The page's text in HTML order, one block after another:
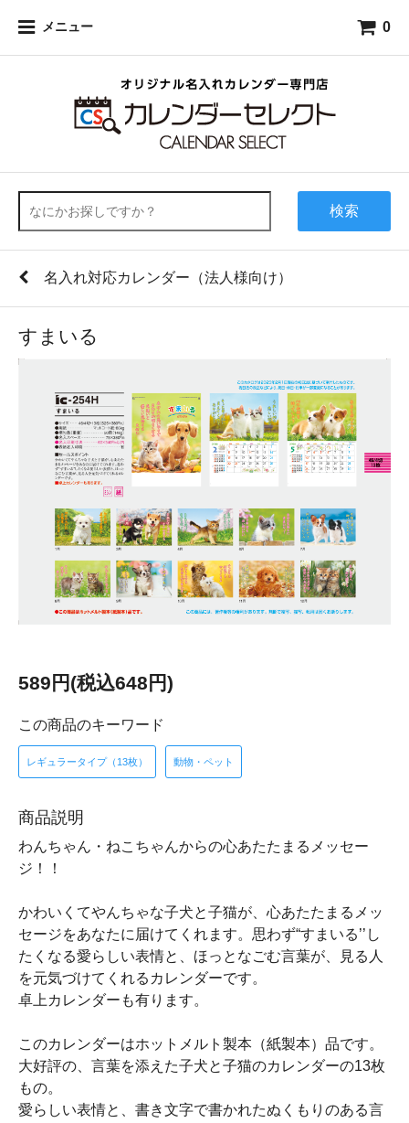
メニュー 0
検索
名入れ対応カレンダー（法人様向け）
すまいる
589円(税込648円)
この商品のキーワード
レギュラータイプ（13枚） 動物・ペット
商品説明
わんちゃん・ねこちゃんからの心あたたまるメッセー
ジ！！
かわいくてやんちゃな子犬と子猫が、心あたたまるメッ
セージをあなたに届けてくれます。思わず“すまいる’’し
たくなる愛らしい表情と、ほっとなごむ言葉が、見る人
を元気づけてくれるカレンダーです。
卓上カレンダーも有ります。
このカレンダーはホットメルト製本（紙製本）品です。
大好評の、言葉を添えた子犬と子猫のカレンダーの13枚
もの。
愛らしい表情と、書き文字で書かれたぬくもりのある言